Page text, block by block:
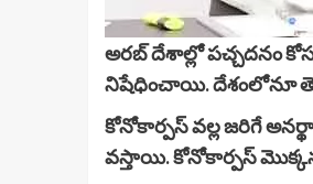
అరబ్ దేశాల్లో పచ్చదనం
నిషేధించాయి. దేశంలోనూ
కోనోకార్పస్ వల్ల జరిగే
వస్తాయి. కోనోకార్పస్ మొక్కను